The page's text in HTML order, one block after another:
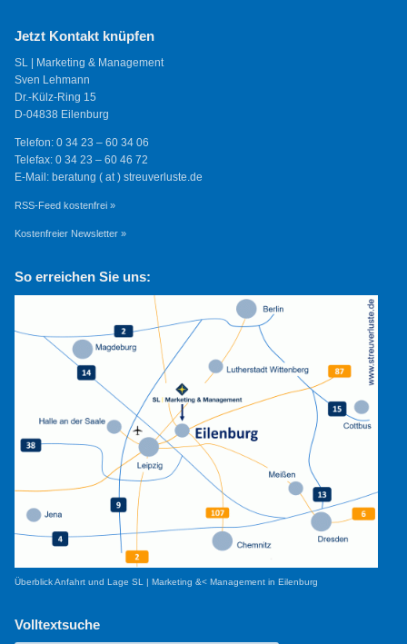
Jetzt Kontakt knüpfen
SL | Marketing & Management
Sven Lehmann
Dr.-Külz-Ring 15
D-04838 Eilenburg
Telefon: 0 34 23 – 60 34 06
Telefax: 0 34 23 – 60 46 72
E-Mail: beratung ( at ) streuverluste.de
RSS-Feed kostenfrei »
Kostenfreier Newsletter »
So erreichen Sie uns:
Überblick Anfahrt und Lage SL | Marketing &< Management in Eilenburg
Volltextsuche